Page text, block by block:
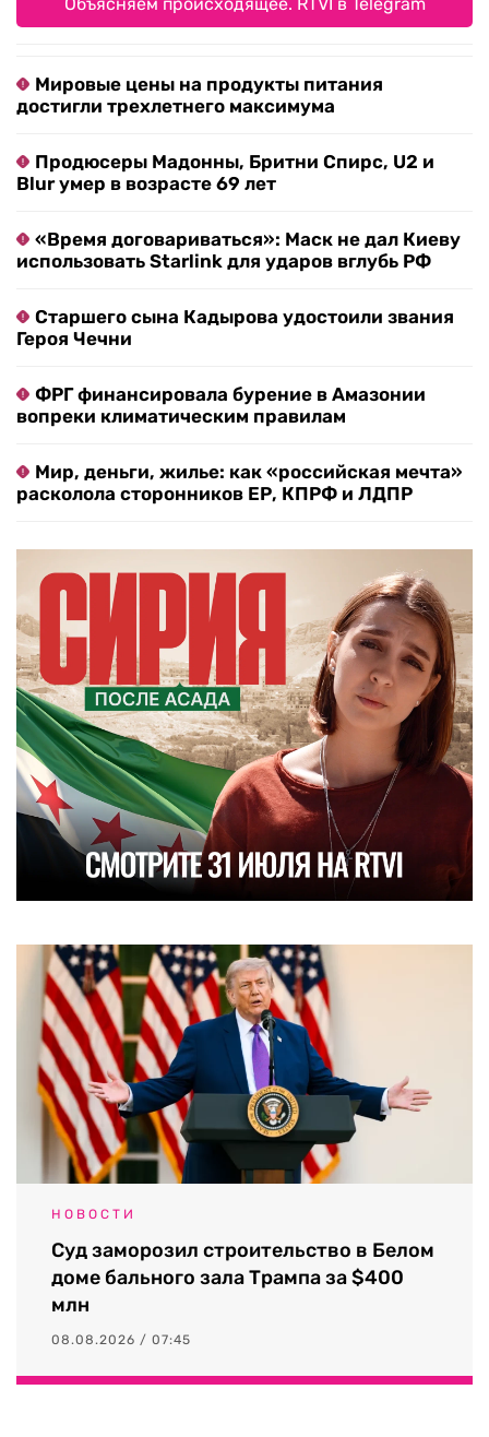
Мировые цены на продукты питания
достигли трехлетнего максимума
Продюсеры Мадонны, Бритни Спирс, U2 и
Blur умер в возрасте 69 лет
«Время договариваться»: Маск не дал Киеву
использовать Starlink для ударов вглубь РФ
Старшего сына Кадырова удостоили звания
Героя Чечни
ФРГ финансировала бурение в Амазонии
вопреки климатическим правилам
Мир, деньги, жилье: как «российская мечта»
расколола сторонников ЕР, КПРФ и ЛДПР
НОВОСТИ
Суд заморозил строительство в Белом
доме бального зала Трампа за $400
млн
08.08.2026 / 07:45